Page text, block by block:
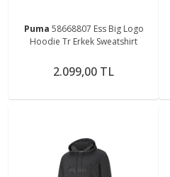
Puma 58668807 Ess Big Logo
Hoodie Tr Erkek Sweatshirt
2.099,00 TL